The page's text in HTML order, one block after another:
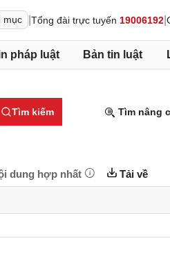
mục Tổng đài trực tuyến 19006192
pháp luật Bản tin luật
Tìm kiếm Tìm nâng
dung hợp nhất Tải về